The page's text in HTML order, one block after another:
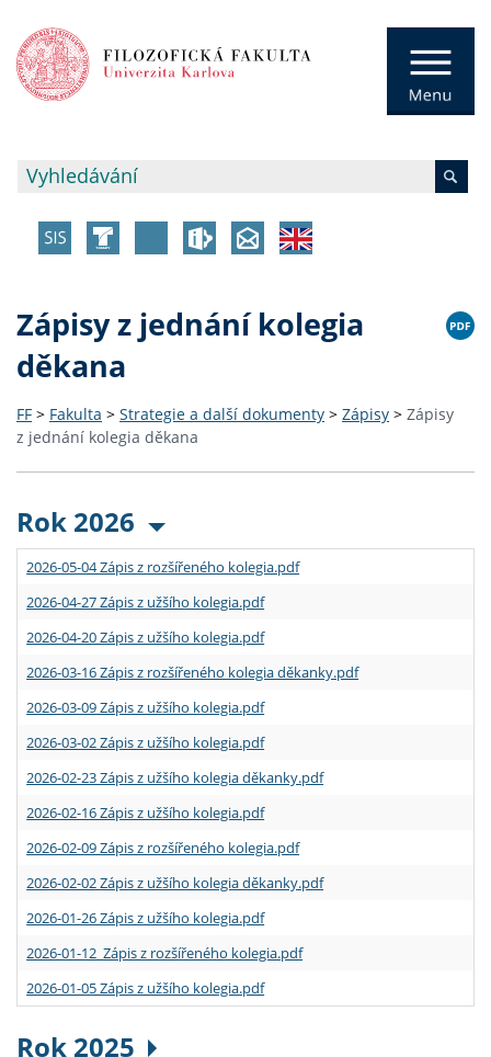
Zápisy z jednání kolegia
děkana
FF > Fakulta > Strategie a další dokumenty > Zápisy > Zápisy
z jednání kolegia děkana
Rok 2026
2026-05-04 Zápis z rozšířeného kolegia.pdf
2026-04-27 Zápis z užšího kolegia.pdf
2026-04-20 Zápis z užšího kolegia.pdf
2026-03-16 Zápis z rozšířeného kolegia děkanky.pdf
2026-03-09 Zápis z užšího kolegia.pdf
2026-03-02 Zápis z užšího kolegia.pdf
2026-02-23 Zápis z užšího kolegia děkanky.pdf
2026-02-16 Zápis z užšího kolegia.pdf
2026-02-09 Zápis z rozšířeného kolegia.pdf
2026-02-02 Zápis z užšího kolegia děkanky.pdf
2026-01-26 Zápis z užšího kolegia.pdf
2026-01-12 Zápis z rozšířeného kolegia.pdf
2026-01-05 Zápis z užšího kolegia.pdf
Rok 2025